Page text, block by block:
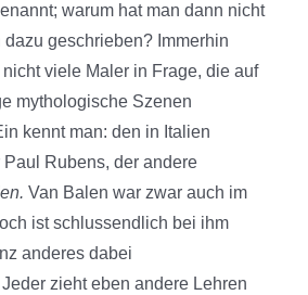
warum hat man dann nicht
geschrieben? Immerhin
viele Maler in Frage, die auf
mythologische Szenen
kennt man: den in Italien
Rubens, der andere
Van Balen war zwar auch im
ist schlussendlich bei ihm
anderes dabei
zieht eben andere Lehren